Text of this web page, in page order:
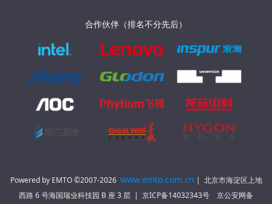
合作伙伴（排名不分先后）
Powered by EMTO ©2007-2026 www.emto.com.cn | 北京市海淀区上地
西路 6 号海国瑞业科技园 B 座 3 层 | 京ICP备14032343号 京公安网备